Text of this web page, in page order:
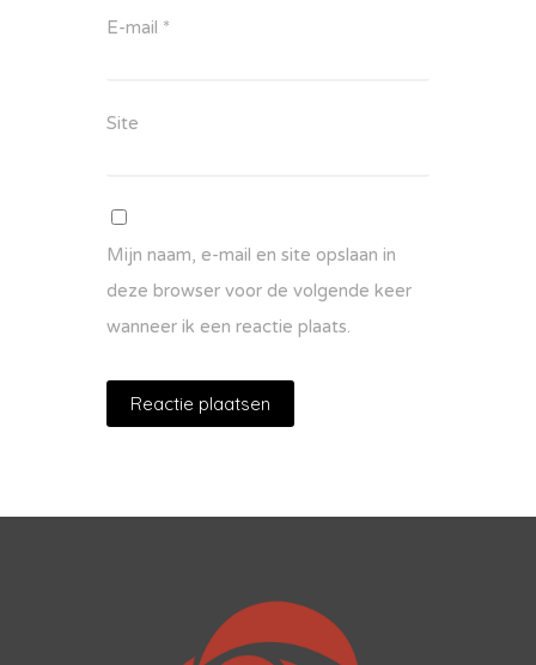
E-mail *
Site
Mijn naam, e-mail en site opslaan in
deze browser voor de volgende keer
wanneer ik een reactie plaats.